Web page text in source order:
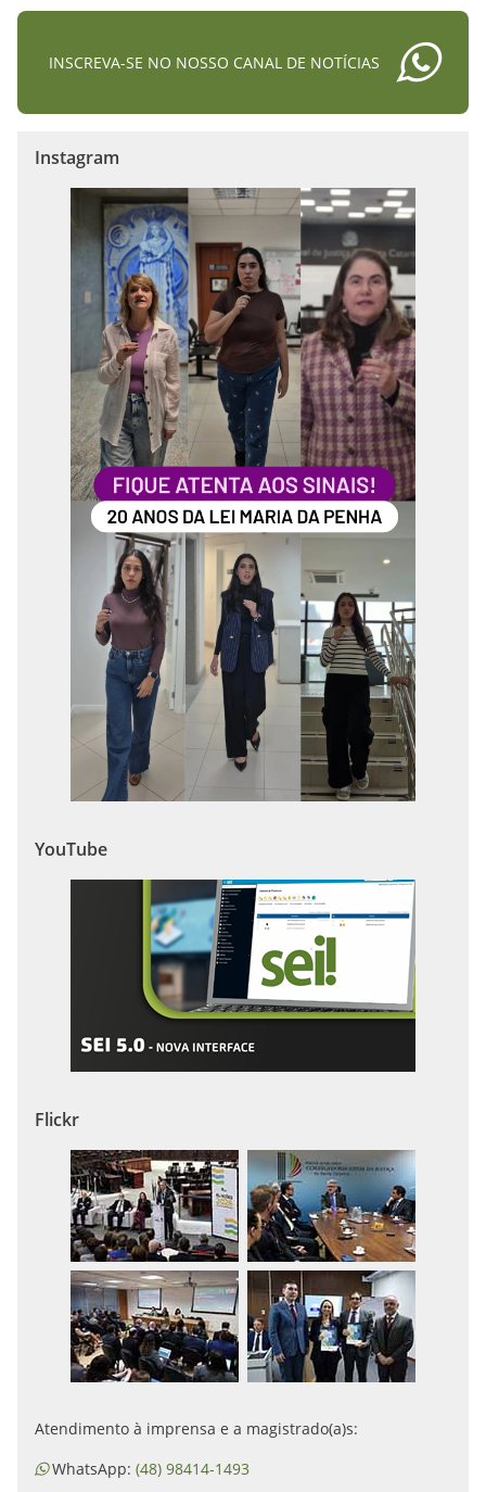
INSCREVA-SE NO NOSSO CANAL DE NOTÍCIAS
Instagram
YouTube
Flickr
Atendimento à imprensa e a magistrado(a)s:
WhatsApp: (48) 98414-1493